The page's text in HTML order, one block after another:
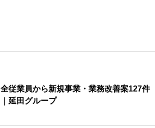
全従業員から新規事業・業務改善案127件
｜延田グループ